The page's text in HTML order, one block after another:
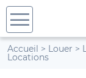
Accueil > Louer >
Locations